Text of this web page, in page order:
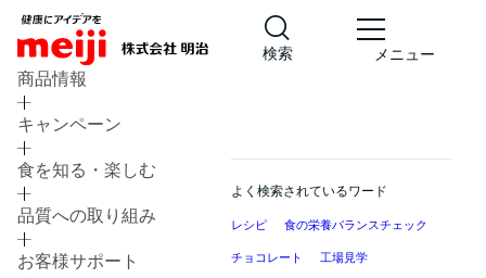
検索 メニュー
商品情報
キャンペーン
食を知る・楽しむ
品質への取り組み
お客様サポート
よく検索されているワード
レシピ 食の栄養バランスチェック
チョコレート 工場見学